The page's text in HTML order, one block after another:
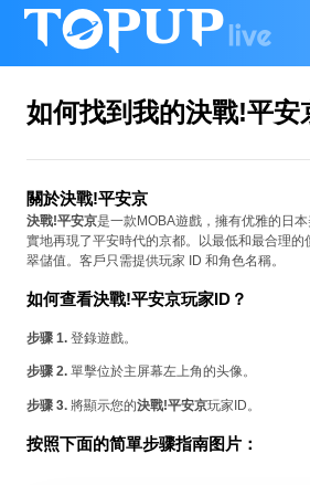
如何找到我的決戰!平安
關於決戰!平安京
決戰!平安京是一款MOBA遊戲，擁有优雅的日
實地再現了平安時代的京都。以最低和最合理的
翠儲值。客戶只需提供玩家 ID 和角色名稱。
如何查看決戰!平安京玩家ID？
步骤 1. 登錄遊戲。
步骤 2. 單擊位於主屏幕左上角的头像。
步骤 3. 將顯示您的決戰!平安京玩家ID。
按照下面的简單步骤指南图片：